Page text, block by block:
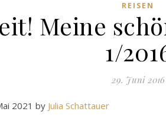
REISEN
Meine
1/
29. Juni 2016
2021 by Julia Schattauer